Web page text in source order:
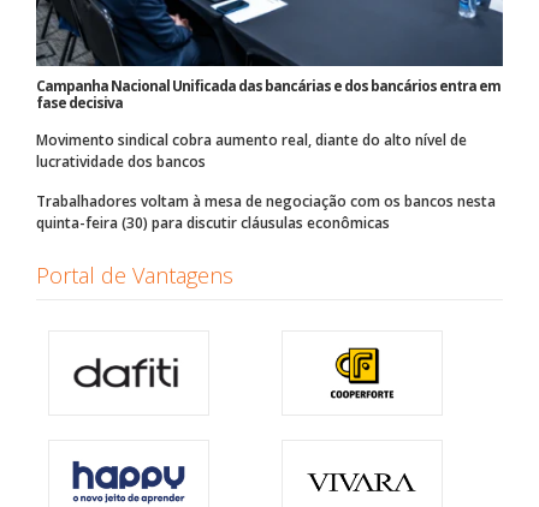
Campanha Nacional Unificada das bancárias e dos bancários entra em
fase decisiva
Movimento sindical cobra aumento real, diante do alto nível de
lucratividade dos bancos
Trabalhadores voltam à mesa de negociação com os bancos nesta
quinta-feira (30) para discutir cláusulas econômicas
Portal de Vantagens